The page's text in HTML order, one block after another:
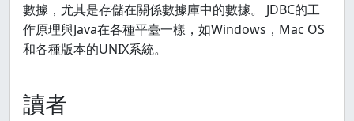
數據，尤其是存儲在關係數據庫中的數據。 JDBC的工
作原理與Java在各種平臺一樣，如Windows，Mac OS
和各種版本的UNIX系統。
讀者